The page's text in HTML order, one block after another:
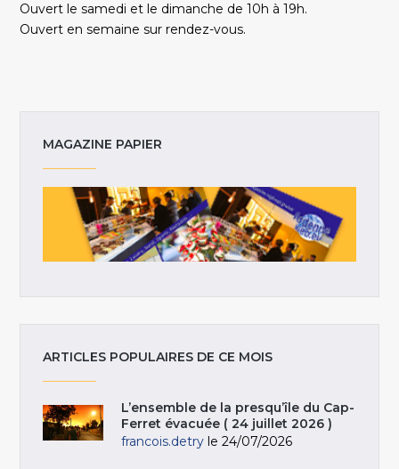
Ouvert le samedi et le dimanche de 10h à 19h.
Ouvert en semaine sur rendez-vous.
MAGAZINE PAPIER
ARTICLES POPULAIRES DE CE MOIS
L’ensemble de la presqu’île du Cap-
Ferret évacuée ( 24 juillet 2026 )
francois.detry le 24/07/2026